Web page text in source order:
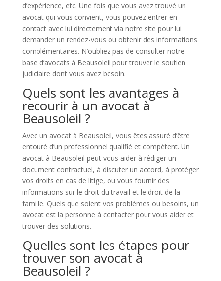
d’expérience, etc. Une fois que vous avez trouvé un
avocat qui vous convient, vous pouvez entrer en
contact avec lui directement via notre site pour lui
demander un rendez-vous ou obtenir des informations
complémentaires. N’oubliez pas de consulter notre
base d’avocats à Beausoleil pour trouver le soutien
judiciaire dont vous avez besoin.
Quels sont les avantages à
recourir à un avocat à
Beausoleil ?
Avec un avocat à Beausoleil, vous êtes assuré d’être
entouré d’un professionnel qualifié et compétent. Un
avocat à Beausoleil peut vous aider à rédiger un
document contractuel, à discuter un accord, à protéger
vos droits en cas de litige, ou vous fournir des
informations sur le droit du travail et le droit de la
famille. Quels que soient vos problèmes ou besoins, un
avocat est la personne à contacter pour vous aider et
trouver des solutions.
Quelles sont les étapes pour
trouver son avocat à
Beausoleil ?